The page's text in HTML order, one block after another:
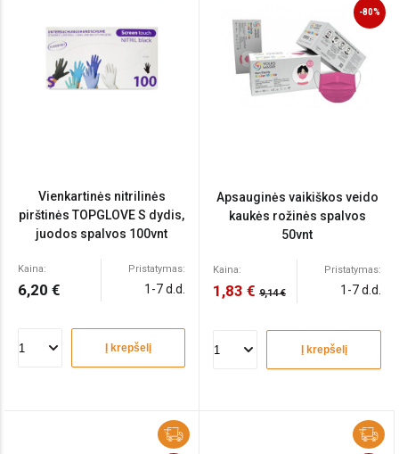
Vienkartinės nitrilinės
pirštinės TOPGLOVE S dydis,
juodos spalvos 100vnt
Kaina:
6,20 €
Pristatymas:
1-7 d.d.
Į krepšelį
-80%
Apsauginės vaikiškos veido
kaukės rožinės spalvos
50vnt
Kaina:
1,83 € 9,14 €
Pristatymas:
1-7 d.d.
Į krepšelį